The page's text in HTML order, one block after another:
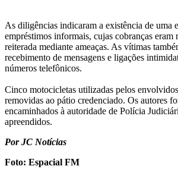
As diligências indicaram a existência de uma
empréstimos informais, cujas cobranças eram
reiterada mediante ameaças. As vítimas
recebimento de mensagens e ligações
números telefônicos.
Cinco motocicletas utilizadas pelos
removidas ao pátio credenciado. Os autores
encaminhados à autoridade de Polícia
apreendidos.
Por JC Notícias
Foto: Espacial FM